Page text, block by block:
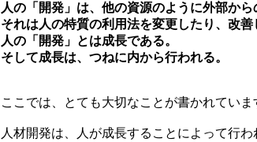
人の「開発」は、他の資源のように外部か
それは人の特質の利用法を変更したり、改善
人の「開発」とは成長である。
そして成長は、つねに内から行われる。
ここでは、とても大切なことが書かれていま
人材開発は、人が成長することによって行